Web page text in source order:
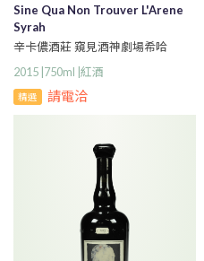
Sine Qua Non Trouver L'Arene
Syrah
辛卡儂酒莊 窺見酒神劇場希哈
2015 |750ml |紅酒
精選 請電洽